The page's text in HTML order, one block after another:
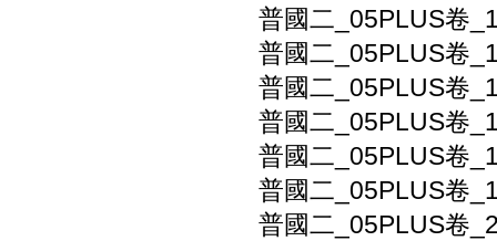
普國二_05PLUS卷
普國二_05PLUS卷
普國二_05PLUS卷
普國二_05PLUS卷
普國二_05PLUS卷
普國二_05PLUS卷
普國二_05PLUS卷